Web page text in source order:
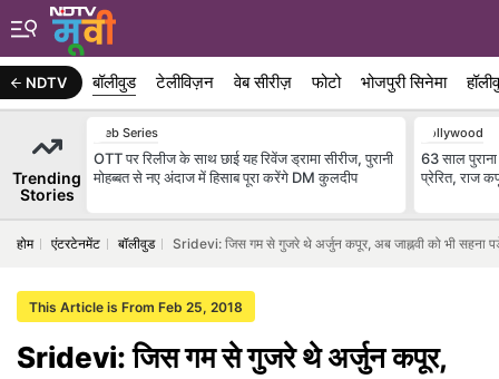
NDTV बॉलीवुड टेलीविज़न वेब सीरीज़ फोटो भोजपुरी सिनेमा
Trending
Stories
Web Series
OTT पर रिलीज के साथ छाई यह रिवेंज ड्रामा सीरीज, पुरानी
मोहब्बत से नए अंदाज में हिसाब पूरा करेंगे DM कुलदीप
Bollywood
63 साल पुराना
प्रेरित, राज
होम एंटरटेनमेंट बॉलीवुड Sridevi: जिस गम से गुजरे थे अर्जुन कपूर, अब जाह्नवी को भी सहना
This Article is From Feb 25, 2018
Sridevi: जिस गम से गुजरे थे अर्जुन कपूर,